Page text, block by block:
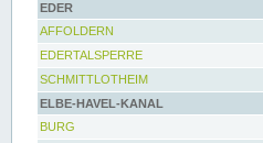
EDER
AFFOLDERN
EDERTALSPERRE
SCHMITTLOTHEIM
ELBE-HAVEL-KANAL
BURG